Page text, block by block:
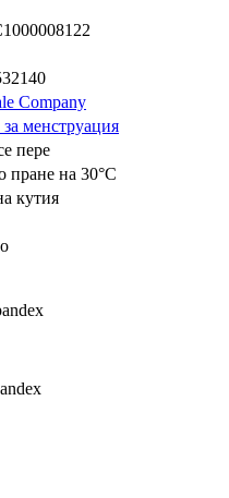
Company
менструация
пере
на 30°C
кутия